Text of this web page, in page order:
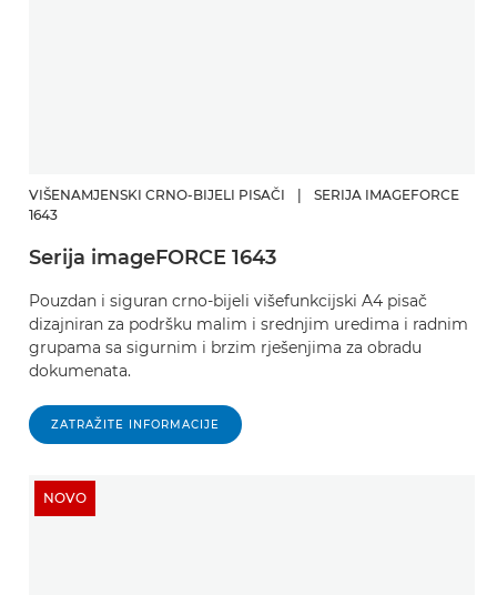
VIŠENAMJENSKI CRNO-BIJELI PISAČI
SERIJA IMAGEFORCE
1643
Serija imageFORCE 1643
Pouzdan i siguran crno-bijeli višefunkcijski A4 pisač
dizajniran za podršku malim i srednjim uredima i radnim
grupama sa sigurnim i brzim rješenjima za obradu
dokumenata. ​
ZATRAŽITE INFORMACIJE
NOVO